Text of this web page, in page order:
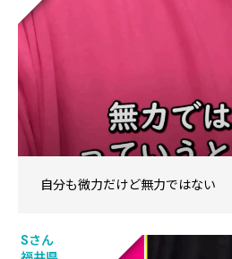
自分も微力だけど無力ではない
Sさん